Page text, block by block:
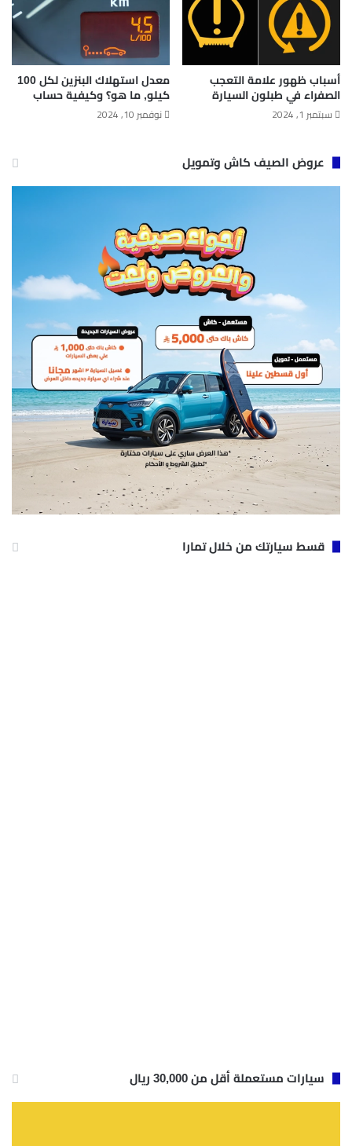
أسباب ظهور علامة التعجب
الصفراء في طبلون السيارة
سبتمبر 1, 2024
معدل استهلاك البنزين لكل 100
كيلو​, ما هو؟ وكيفية حساب
نوفمبر 10, 2024
عروض الصيف كاش وتمويل
قسط سيارتك من خلال تمارا
سيارات مستعملة أقل من 30,000 ريال